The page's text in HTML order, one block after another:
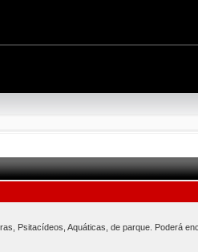
Psitacídeos, Aquáticas, de parque. Poderá